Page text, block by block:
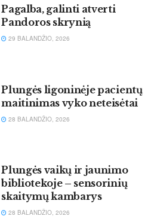
Pagalba, galinti atverti
Pandoros skrynią
29 BALANDŽIO, 2026
Plungės ligoninėje pacientų
maitinimas vyko neteisėtai
28 BALANDŽIO, 2026
Plungės vaikų ir jaunimo
bibliotekoje – sensorinių
skaitymų kambarys
28 BALANDŽIO, 2026